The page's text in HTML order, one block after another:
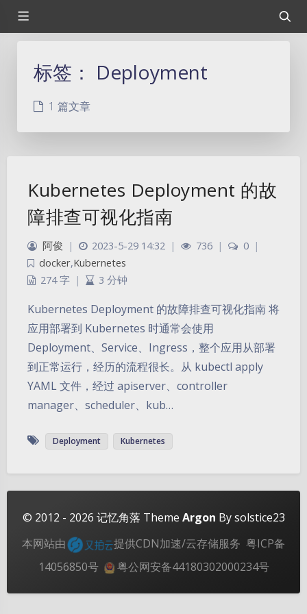
夜间模式
关闭 日落 暗化 灰度
标签： Deployment
1 篇文章
Kubernetes Deployment 的故
障排查可视化指南
阿俊 | 2023-5-29 14:32 | 736 | 0 |
docker,Kubernetes
274 字 | 3 分钟
Kubernetes Deployment 的故障排查可视化指南 将
应用部署到 Kubernetes 时通常会使用
Deployment、Service、Ingress，整个应用从部署
到正常运行，经历的流程很长。从 kubectl apply
YAML 文件，经过 apiserver、controller
manager、scheduler、kub…
Deployment Kubernetes
© 2012 - 2026 记忆角落 Theme Argon By solstice23
本网站由
提供CDN加速/云存储服务 粤ICP备
14056850号
粤公网安备44180302000234号